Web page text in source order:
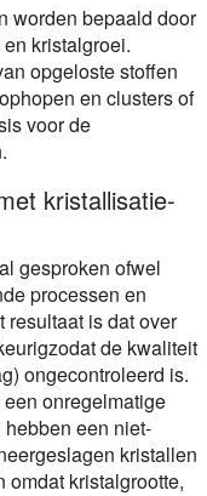
worden bepaald door
kristalgroei.
opgeloste stoffen
en clusters of
voor de
kristallisatie-
gesproken ofwel
processen en
resultaat is dat over
zodat de kwaliteit
ongecontroleerd is.
onregelmatige
een niet-
kristallen
omdat kristalgrootte,